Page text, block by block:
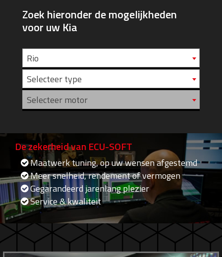
Zoek hieronder de mogelijkheden
voor uw Kia
Rio
Selecteer type
Selecteer motor
De zekerheid van ECU-SOFT
Maatwerk tuning, op uw wensen afgestemd
Meer snelheid, rendement of vermogen
Gegarandeerd jarenlang plezier
Service & kwaliteit